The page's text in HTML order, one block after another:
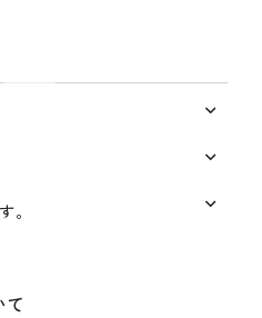
。